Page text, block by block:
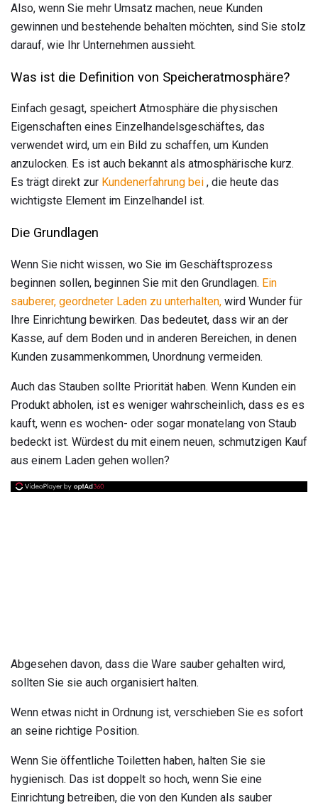
Also, wenn Sie mehr Umsatz machen, neue Kunden
gewinnen und bestehende behalten möchten, sind Sie stolz
darauf, wie Ihr Unternehmen aussieht.
Was ist die Definition von Speicheratmosphäre?
Einfach gesagt, speichert Atmosphäre die physischen
Eigenschaften eines Einzelhandelsgeschäftes, das
verwendet wird, um ein Bild zu schaffen, um Kunden
anzulocken. Es ist auch bekannt als atmosphärische kurz.
Es trägt direkt zur Kundenerfahrung bei , die heute das
wichtigste Element im Einzelhandel ist.
Die Grundlagen
Wenn Sie nicht wissen, wo Sie im Geschäftsprozess
beginnen sollen, beginnen Sie mit den Grundlagen. Ein
sauberer, geordneter Laden zu unterhalten, wird Wunder für
Ihre Einrichtung bewirken. Das bedeutet, dass wir an der
Kasse, auf dem Boden und in anderen Bereichen, in denen
Kunden zusammenkommen, Unordnung vermeiden.
Auch das Stauben sollte Priorität haben. Wenn Kunden ein
Produkt abholen, ist es weniger wahrscheinlich, dass es es
kauft, wenn es wochen- oder sogar monatelang von Staub
bedeckt ist. Würdest du mit einem neuen, schmutzigen Kauf
aus einem Laden gehen wollen?
Abgesehen davon, dass die Ware sauber gehalten wird,
sollten Sie sie auch organisiert halten.
Wenn etwas nicht in Ordnung ist, verschieben Sie es sofort
an seine richtige Position.
Wenn Sie öffentliche Toiletten haben, halten Sie sie
hygienisch. Das ist doppelt so hoch, wenn Sie eine
Einrichtung betreiben, die von den Kunden als sauber